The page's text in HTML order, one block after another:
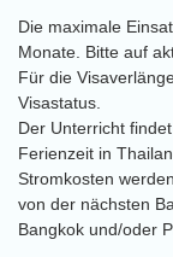
Die maximale
Monate. Bitte auf
Für die
Visastatus.
Der Unterricht
Ferienzeit in
Stromkosten
von der nächsten
Bangkok und/oder